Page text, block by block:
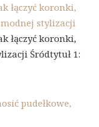
łączyć koronki,
stylizacji
łączyć koronki,
Śródtytuł 1:
pudełkowe,